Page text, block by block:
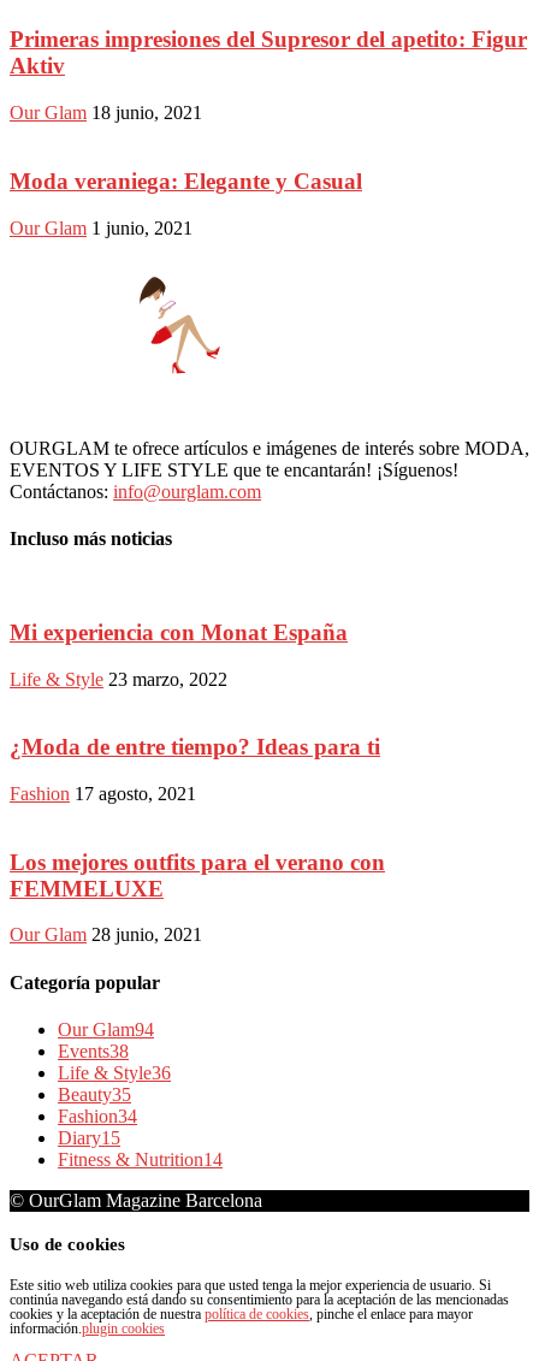
Primeras impresiones del Supresor del apetito: Figur
Aktiv
Our Glam 18 junio, 2021
Moda veraniega: Elegante y Casual
Our Glam 1 junio, 2021
OURGLAM te ofrece artículos e imágenes de interés sobre MODA,
EVENTOS Y LIFE STYLE que te encantarán! ¡Síguenos!
Contáctanos: info@ourglam.com
Incluso más noticias
Mi experiencia con Monat España
Life & Style 23 marzo, 2022
¿Moda de entre tiempo? Ideas para ti
Fashion 17 agosto, 2021
Los mejores outfits para el verano con
FEMMELUXE
Our Glam 28 junio, 2021
Categoría popular
Our Glam94
Events38
Life & Style36
Beauty35
Fashion34
Diary15
Fitness & Nutrition14
© OurGlam Magazine Barcelona
Uso de cookies
Este sitio web utiliza cookies para que usted tenga la mejor experiencia de usuario. Si
continúa navegando está dando su consentimiento para la aceptación de las mencionadas
cookies y la aceptación de nuestra política de cookies, pinche el enlace para mayor
información.plugin cookies